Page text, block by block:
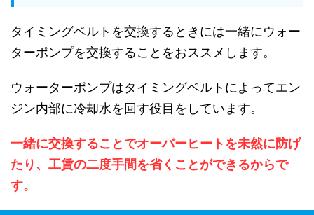
タイミングベルトを交換するときには一緒にウォー
ターポンプを交換することをおススメします。
ウォーターポンプはタイミングベルトによってエン
ジン内部に冷却水を回す役目をしています。
一緒に交換することでオーバーヒートを未然に防げ
たり、工賃の二度手間を省くことができるからで
す。